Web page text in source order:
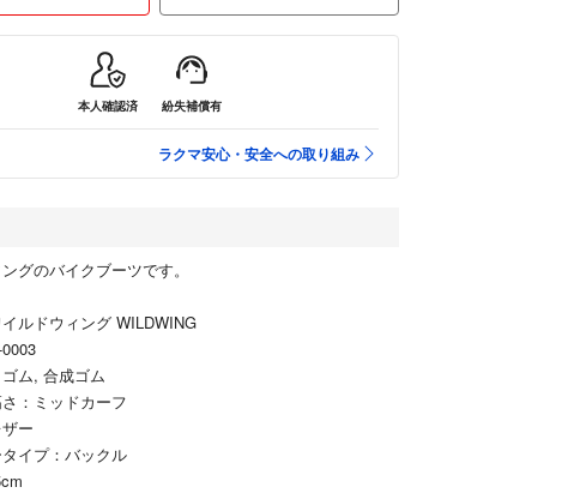
本人確認済 紛失補償有
ラクマ安心・安全への取り組み
グのバイクブーツです。
ルドウィング WILDWING
ム, 合成ゴム
：ミッドカーフ
ー
イプ：バックル